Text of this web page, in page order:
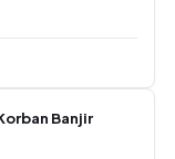
Banjir